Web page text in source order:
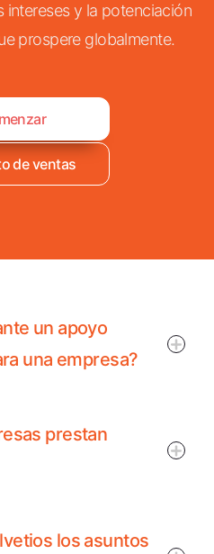
intereses y la potenciación
prospere globalmente.
de ventas
un apoyo
una empresa?
prestan
los asuntos